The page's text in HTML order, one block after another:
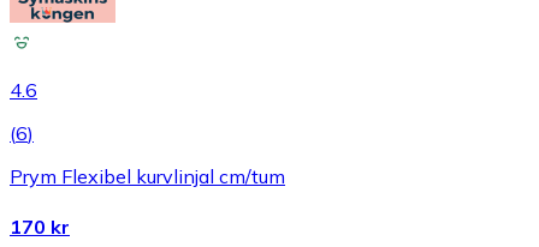
4.6
(6)
Prym Flexibel kurvlinjal cm/tum
170 kr